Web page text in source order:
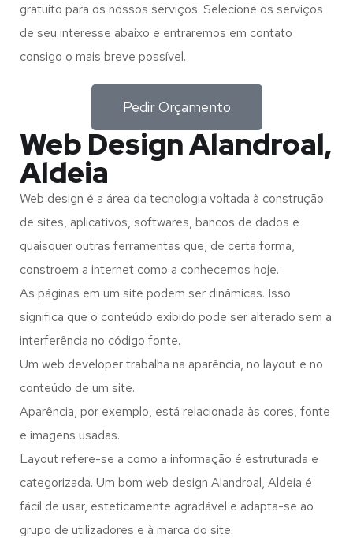
gratuito para os nossos serviços. Selecione os serviços
de seu interesse abaixo e entraremos em contato
consigo o mais breve possível.
Pedir Orçamento
Web Design Alandroal,
Aldeia
Web design é a área da tecnologia voltada à construção
de sites, aplicativos, softwares, bancos de dados e
quaisquer outras ferramentas que, de certa forma,
constroem a internet como a conhecemos hoje.
As páginas em um site podem ser dinâmicas. Isso
significa que o conteúdo exibido pode ser alterado sem a
interferência no código fonte.
Um web developer trabalha na aparência, no layout e no
conteúdo de um site.
Aparência, por exemplo, está relacionada às cores, fonte
e imagens usadas.
Layout refere-se a como a informação é estruturada e
categorizada. Um bom web design Alandroal, Aldeia é
fácil de usar, esteticamente agradável e adapta-se ao
grupo de utilizadores e à marca do site.